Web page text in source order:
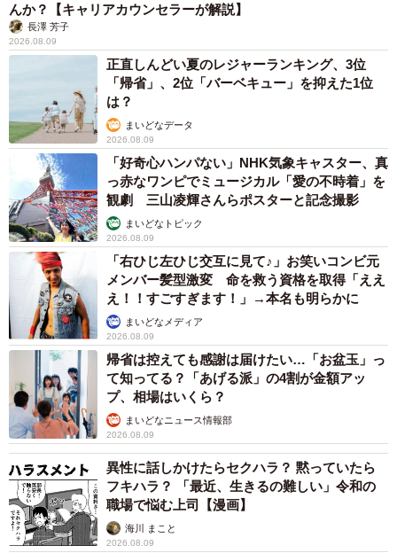
んか？【キャリアカウンセラーが解説】
長澤 芳子
2026.08.09
正直しんどい夏のレジャーランキング、3位
「帰省」、2位「バーベキュー」を抑えた1位
は？
まいどなデータ
2026.08.09
「好奇心ハンパない」NHK気象キャスター、真
っ赤なワンピでミュージカル「愛の不時着」を
観劇 三山凌輝さんらポスターと記念撮影
まいどなトピック
2026.08.09
「右ひじ左ひじ交互に見て♪」お笑いコンビ元
メンバー髪型激変 命を救う資格を取得「ええ
え！！すごすぎます！」→本名も明らかに
まいどなメディア
2026.08.09
帰省は控えても感謝は届けたい…「お盆玉」っ
て知ってる？「あげる派」の4割が金額アッ
プ、相場はいくら？
まいどなニュース情報部
2026.08.09
異性に話しかけたらセクハラ？ 黙っていたら
フキハラ？ 「最近、生きるの難しい」令和の
職場で悩む上司【漫画】
海川 まこと
2026.08.09